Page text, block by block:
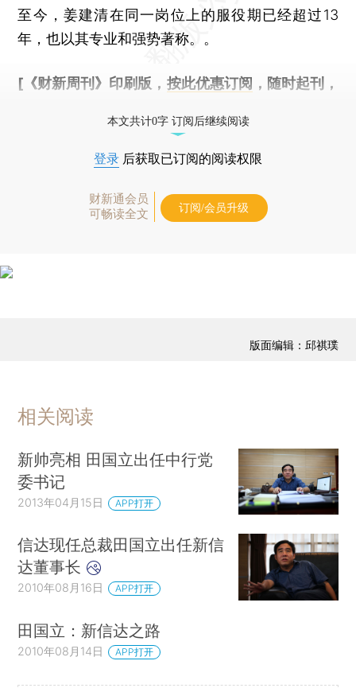
至今，姜建清在同一岗位上的服役期已经超过13
年，也以其专业和强势著称。。
[《财新周刊》印刷版， 按此优惠订阅 ，随时起刊，
本文共计0字 订阅后继续阅读
登录 后获取已订阅的阅读权限
财新通会员
可畅读全文
订阅/会员升级
版面编辑：邱祺璞
相关阅读
新帅亮相 田国立出任中行党
委书记
2013年04月15日 APP打开
信达现任总裁田国立出任新信
达董事长
2010年08月16日 APP打开
田国立：新信达之路
2010年08月14日 APP打开